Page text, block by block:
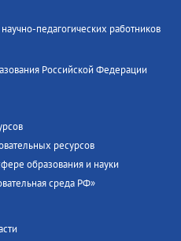
педагогических работников
Российской Федерации
ресурсов
образования и науки
среда РФ»